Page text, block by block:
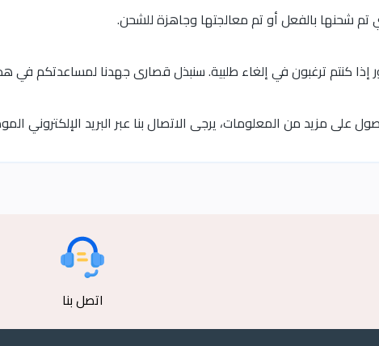
تم شحنها بالفعل أو تم معالجتها وجاهزة للشحن.
إذا كنتم ترغبون في إلغاء طلبية. سنبذل قصارى جهدنا لمساعدتكم في
على مزيد من المعلومات، يرجى الاتصال بنا عبر البريد الإلكتروني
اتصل بنا